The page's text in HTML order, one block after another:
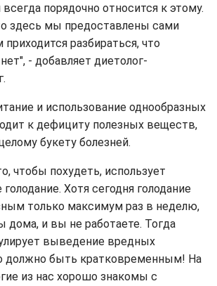
порядочно относится к этому.
здесь мы предоставлены сами
разбираться, что
- добавляет диетолог-
и использование однообразных
к дефициту полезных веществ,
букету болезней.
чтобы похудеть, использует
Хотя сегодня голодание
только максимум раз в неделю,
дома, и вы не работаете. Тогда
выведение вредных
должно быть кратковременным! На
из нас хорошо знакомы с